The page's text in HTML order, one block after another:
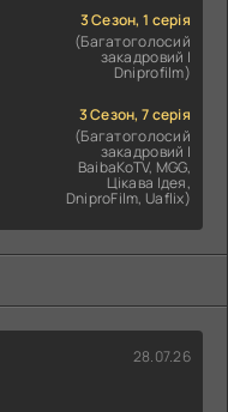
3 Сезон, 1 серія
(Багатоголосий
закадровий |
Dniprofilm)
3 Сезон, 7 серія
(Багатоголосий
закадровий |
BaibaKoTV, MGG,
Цікава Ідея,
DniproFilm, Uaflix)
28.07.26